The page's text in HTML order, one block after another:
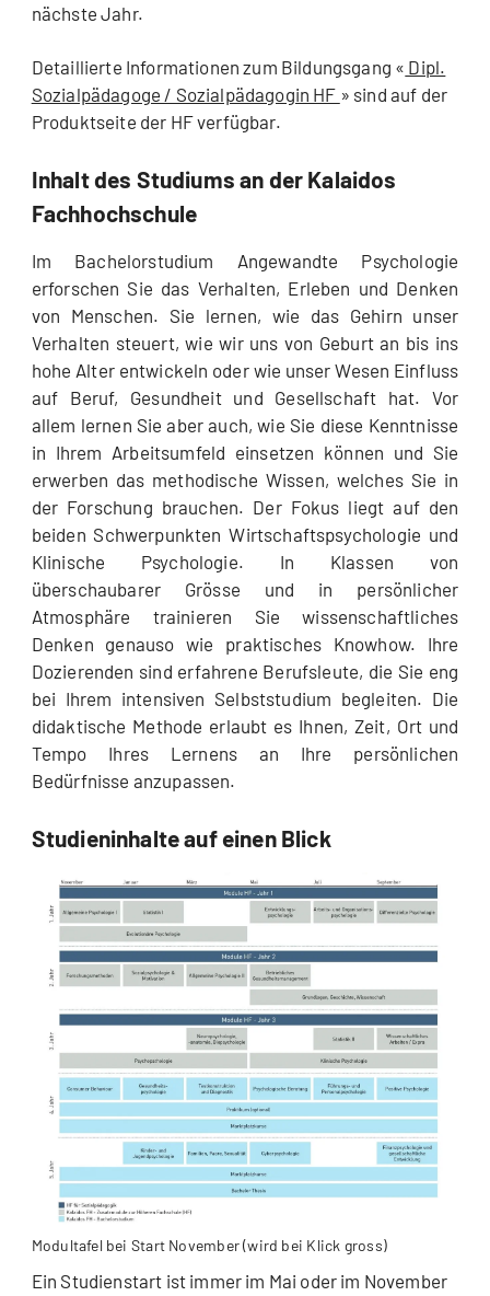
nächste Jahr.
Detaillierte Informationen zum Bildungsgang « Dipl.
Sozialpädagoge / Sozialpädagogin HF » sind auf der
Produktseite der HF verfügbar.
Inhalt des Studiums an der Kalaidos
Fachhochschule
Im Bachelorstudium Angewandte Psychologie
erforschen Sie das Verhalten, Erleben und Denken
von Menschen. Sie lernen, wie das Gehirn unser
Verhalten steuert, wie wir uns von Geburt an bis ins
hohe Alter entwickeln oder wie unser Wesen Einfluss
auf Beruf, Gesundheit und Gesellschaft hat. Vor
allem lernen Sie aber auch, wie Sie diese Kenntnisse
in Ihrem Arbeitsumfeld einsetzen können und Sie
erwerben das methodische Wissen, welches Sie in
der Forschung brauchen. Der Fokus liegt auf den
beiden Schwerpunkten Wirtschaftspsychologie und
Klinische Psychologie. In Klassen von
überschaubarer Grösse und in persönlicher
Atmosphäre trainieren Sie wissenschaftliches
Denken genauso wie praktisches Knowhow. Ihre
Dozierenden sind erfahrene Berufsleute, die Sie eng
bei Ihrem intensiven Selbststudium begleiten. Die
didaktische Methode erlaubt es Ihnen, Zeit, Ort und
Tempo Ihres Lernens an Ihre persönlichen
Bedürfnisse anzupassen.
Studieninhalte auf einen Blick
Modultafel bei Start November (wird bei Klick gross)
Ein Studienstart ist immer im Mai oder im November